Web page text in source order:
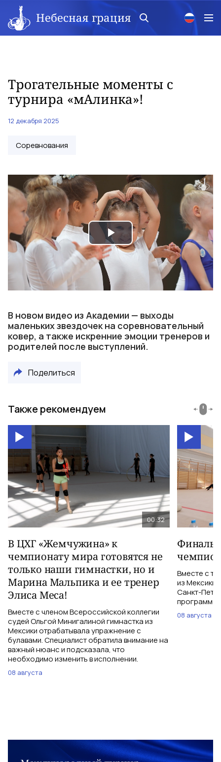
Небесная грация
Трогательные моменты с
турнира «мАлинка»!
12 декабря 2025
Соревнования
Play
Video
В новом видео из Академии — выходы
маленьких звездочек на соревновательный
ковер, а также искренние эмоции тренеров и
родителей после выступлений.
Поделиться
Также рекомендуем
00:32
В ЦХГ «Жемчужина» к
чемпионату мира готовятся не
только наши гимнастки, но и
Марина Мальпика и ее тренер
Элиса Меса!
Вместе с членом Всероссийской коллегии
судей Ольгой Минигалиной гимнастка из
Мексики отрабатывала упражнение с
булавами. Специалист обратила внимание на
важный нюанс и подсказала, что
необходимо изменить в исполнении.
08 августа
Вместе с
из Мексики
Санкт-
программе
08 августа